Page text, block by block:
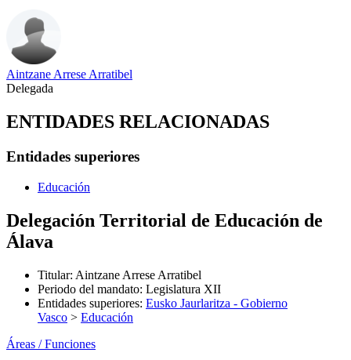
Aintzane Arrese Arratibel
Delegada
ENTIDADES RELACIONADAS
Entidades superiores
Educación
Delegación Territorial de Educación de
Álava
Titular: Aintzane Arrese Arratibel
Periodo del mandato: Legislatura XII
Entidades superiores: Eusko Jaurlaritza - Gobierno
Vasco > Educación
Áreas / Funciones